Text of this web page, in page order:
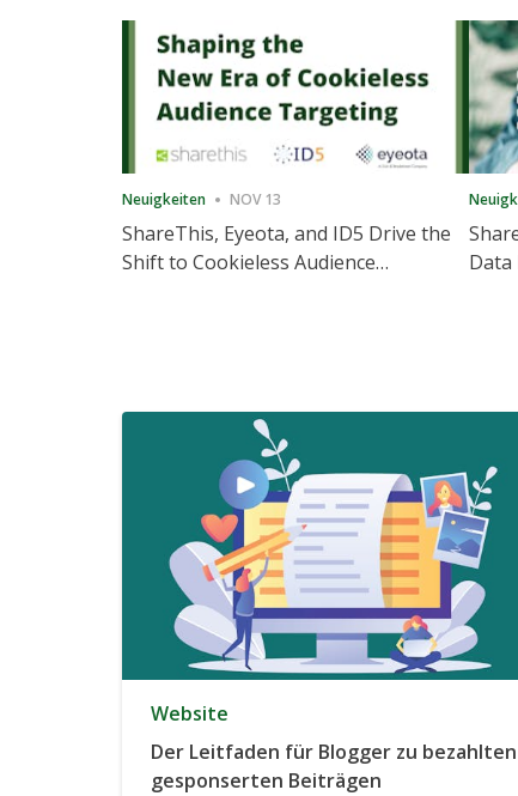
Neuigkeiten NOV 13
ShareThis, Eyeota, and ID5 Drive the
Shift to Cookieless Audience
Data
Website
Der Leitfaden für Blogger zu bezahlten
gesponserten Beiträgen